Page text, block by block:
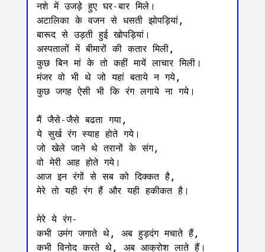
नशे में उजड़े हुए घर-बार मिले।
अटालिका के वजन से धसती झोपड़ियां,
बारूद से उड़ती हुई खोपड़ियां।
अस्पतालों में बीमारों की कतार मिली,
कुछ बिन मां के तो कहीं मायें लाचार मिली।
मंजर वो भी थे जो यहां बताये न गये,
कुछ जगह ऐसी भी कि रंग लगाये ना गये।
मैं जैसे-जैसे बढता गया,
ये सुर्ख रंग स्याह होते गये।
जो खेले जाने थे तरानों के संग,
वो मेरी आह होते गये।
आज इन रंगों से सब को दिक्कत है,
मेरे तो यही रंग हैं और यही हकीकत है।
मेरे ये रंग-
कभी उमंग जगाते थे, अब हुड़दंग मचाते हैं,
कभी विनोद करते थे, अब आक्रोश लाते हैं।